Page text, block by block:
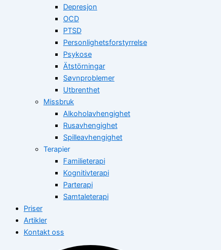
Depresjon
OCD
PTSD
Personlighetsforstyrrelse
Psykose
Ätstörningar
Søvnproblemer
Utbrenthet
Missbruk
Alkoholavhengighet
Rusavhengighet
Spilleavhengighet
Terapier
Familieterapi
Kognitivterapi
Parterapi
Samtaleterapi
Priser
Artikler
Kontakt oss